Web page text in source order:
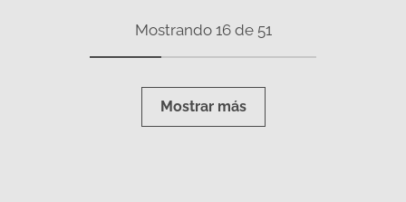
Mostrando 16 de 51
Mostrar más